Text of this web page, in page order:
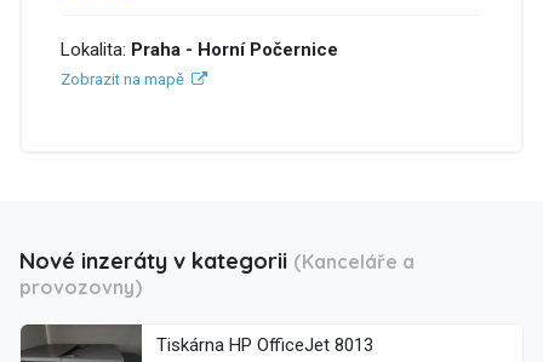
Lokalita: Praha - Horní Počernice
Zobrazit na mapě
Nové inzeráty v kategorii (Kanceláře a
provozovny)
Tiskárna HP OfficeJet 8013